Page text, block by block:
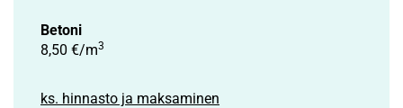
Betoni
8,50 €/m3
ks. hinnasto ja maksaminen